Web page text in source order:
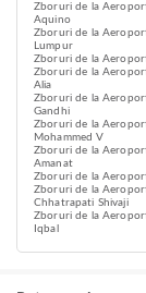
Zboruri de la
Aquino
Zboruri de la
Lumpur
Zboruri de la
Zboruri de la
Alia
Zboruri de la
Gandhi
Zboruri de la
Mohammed V
Zboruri de la
Amanat
Zboruri de la
Zboruri de la
Chhatrapati Shivaji
Zboruri de la
Iqbal